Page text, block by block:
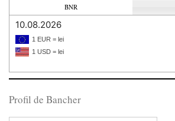
BNR
10.08.2026
1 EUR = lei
1 USD = lei
Profil de Bancher